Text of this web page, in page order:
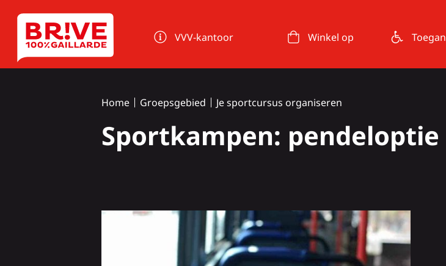
VVV-kantoor Winkel op
Home Groepsgebied Je sportcursus organiseren
Sportkampen: pendeloptie